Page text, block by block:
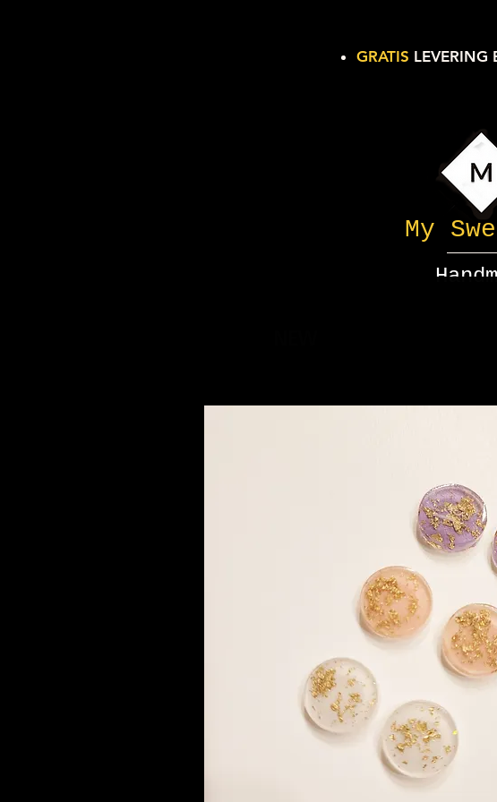
GRATIS LEVERING
My